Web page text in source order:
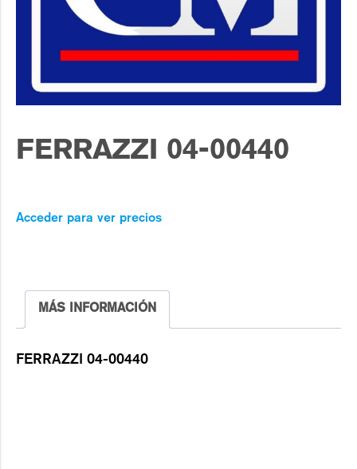
FERRAZZI 04-00440
Acceder para ver precios
MÁS INFORMACIÓN
FERRAZZI 04-00440